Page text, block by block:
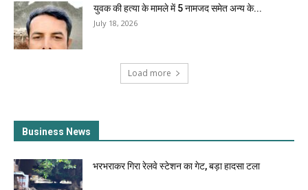
युवक की हत्या के मामले में 5 नामजद समेत अन्य के...
July 18, 2026
Load more
Business News
भरभराकर गिरा रेलवे स्टेशन का गेट, बड़ा हादसा टला